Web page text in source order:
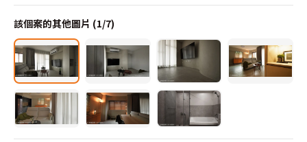
該個案的其他圖片 (1/7)